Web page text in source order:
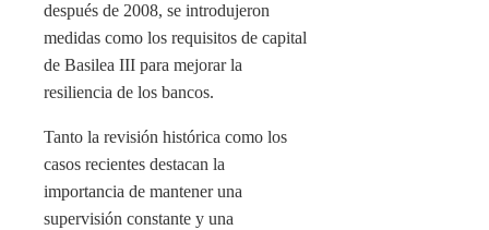
después de 2008, se introdujeron
medidas como los requisitos de capital
de Basilea III para mejorar la
resiliencia de los bancos.
Tanto la revisión histórica como los
casos recientes destacan la
importancia de mantener una
supervisión constante y una